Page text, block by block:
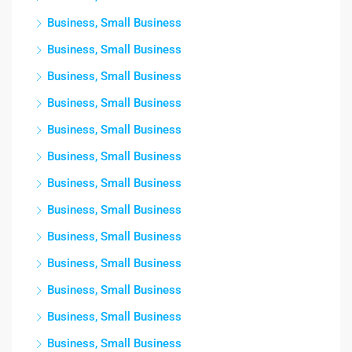
Business, Small Business
Business, Small Business
Business, Small Business
Business, Small Business
Business, Small Business
Business, Small Business
Business, Small Business
Business, Small Business
Business, Small Business
Business, Small Business
Business, Small Business
Business, Small Business
Business, Small Business